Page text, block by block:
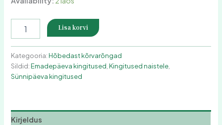
Lisa korvi
Kategooria:Hõbedast kõrvarõngad
Sildid:Emadepäeva kingitused ,Kingitused naistele
Sünnipäeva kingitused
Kirjeldus